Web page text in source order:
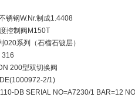
锈钢W.Nr.制成1.4408
控制阀M150T
系列（石榴石镀层）
316
200型双切换阀
2/1)
DB SERIAL NO=A7230/1 BAR=12